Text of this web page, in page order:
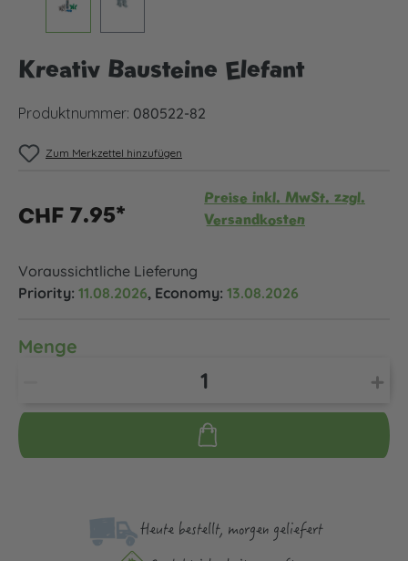
Kreativ Bausteine Elefant
Produktnummer: 080522-82
Zum Merkzettel hinzufügen
CHF 7.95*
Preise inkl. MwSt. zzgl.
Versandkosten
Voraussichtliche Lieferung
Priority: 11.08.2026, Economy: 13.08.2026
Menge
Heute bestellt, morgen geliefert